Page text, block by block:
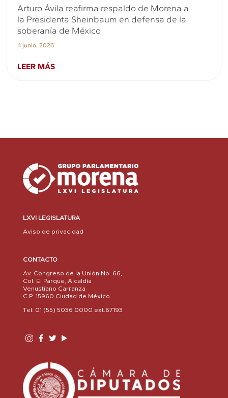
Arturo Ávila reafirma respaldo de Morena a
la Presidenta Sheinbaum en defensa de la
soberanía de México
4 junio, 2026
LEER MÁS
LXVI LEGISLATURA
Aviso de privacidad
CONTACTO
Av. Congreso de la Unión No. 66,
Col. El Parque, Alcaldía
Venustiano Carranza
C.P. 15960 Ciudad de México
Tel: 01 (55) 5036 0000 ext.67193